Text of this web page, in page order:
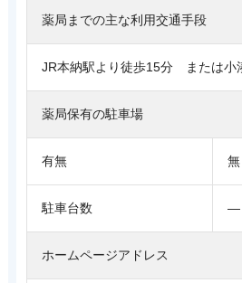
薬局までの主な利用交通手段
JR本納駅より徒歩15分 または小
薬局保有の駐車場
有無 無
駐車台数 ―
ホームページアドレス